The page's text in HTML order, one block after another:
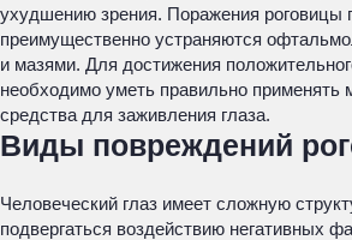
ухудшению зрения. Поражения роговицы
преимущественно устраняются
и мазями. Для достижения
необходимо уметь правильно применять
средства для заживления глаза.
Виды повреждений
Человеческий глаз имеет сложную
подвергаться воздействию негативных